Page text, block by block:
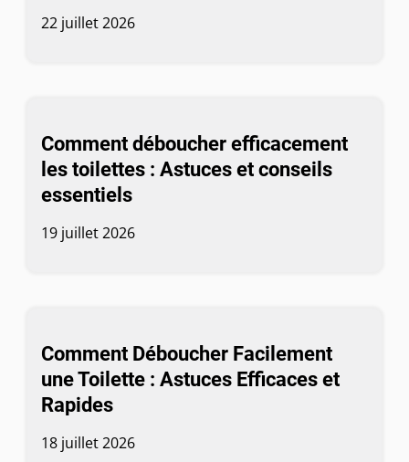
22 juillet 2026
Comment déboucher efficacement
les toilettes : Astuces et conseils
essentiels
19 juillet 2026
Comment Déboucher Facilement
une Toilette : Astuces Efficaces et
Rapides
18 juillet 2026